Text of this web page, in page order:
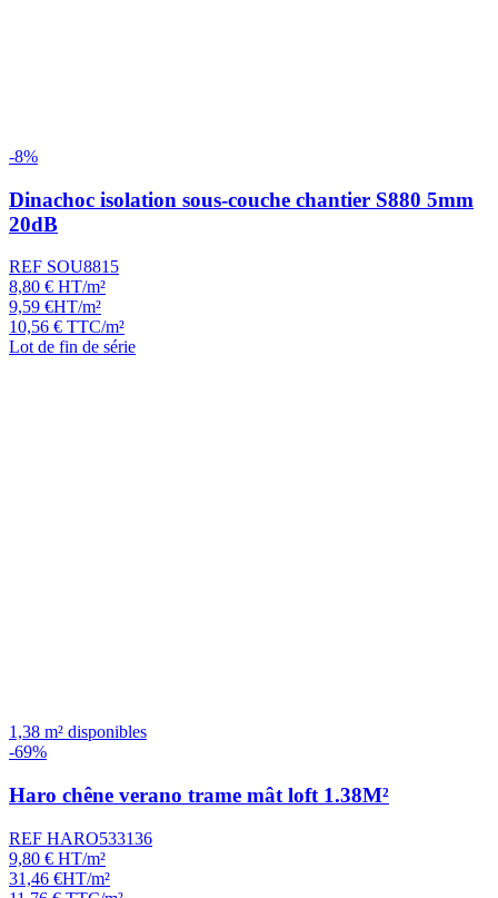
-8%
Dinachoc isolation sous-couche chantier S880 5mm
20dB
REF SOU8815
8,80 € HT/m²
9,59 €HT/m²
10,56 € TTC/m²
Lot de fin de série
1,38 m² disponibles
-69%
Haro chêne verano trame mât loft 1.38M²
REF HARO533136
9,80 € HT/m²
31,46 €HT/m²